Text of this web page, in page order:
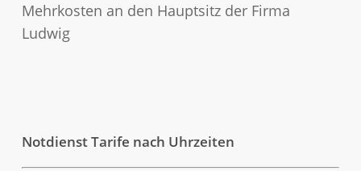
Mehrkosten an den Hauptsitz der Firma
Ludwig
Notdienst Tarife nach Uhrzeiten